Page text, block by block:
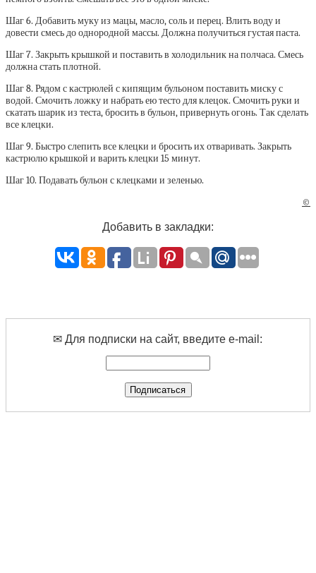
Шаг 6. Добавить муку из мацы, масло, соль и перец. Влить воду и
довести смесь до однородной массы. Должна получиться густая паста.
Шаг 7. Закрыть крышкой и поставить в холодильник на полчаса. Смесь
должна стать плотной.
Шаг 8. Рядом с кастрюлей с кипящим бульоном поставить миску с
водой. Смочить ложку и набрать ею тесто для клецок. Смочить руки и
скатать шарик из теста, бросить в бульон, привернуть огонь. Так сделать
все клецки.
Шаг 9. Быстро слепить все клецки и бросить их отваривать. Закрыть
кастрюлю крышкой и варить клецки 15 минут.
Шаг 10. Подавать бульон с клецками и зеленью.
©
Добавить в закладки:
✉ Для подписки на сайт, введите e-mail: